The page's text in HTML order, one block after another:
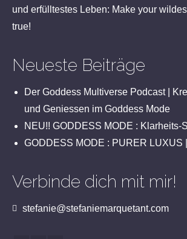
und erfülltestes Leben: Make your
true!
Neueste Beiträge
Der Goddess Multiverse Podcast |
und Geniessen im Goddess Mode
NEU!! GODDESS MODE : Klarheits-
GODDESS MODE : PURER LUXUS
Verbinde dich mit mir!
stefanie@stefaniemarquetant.com